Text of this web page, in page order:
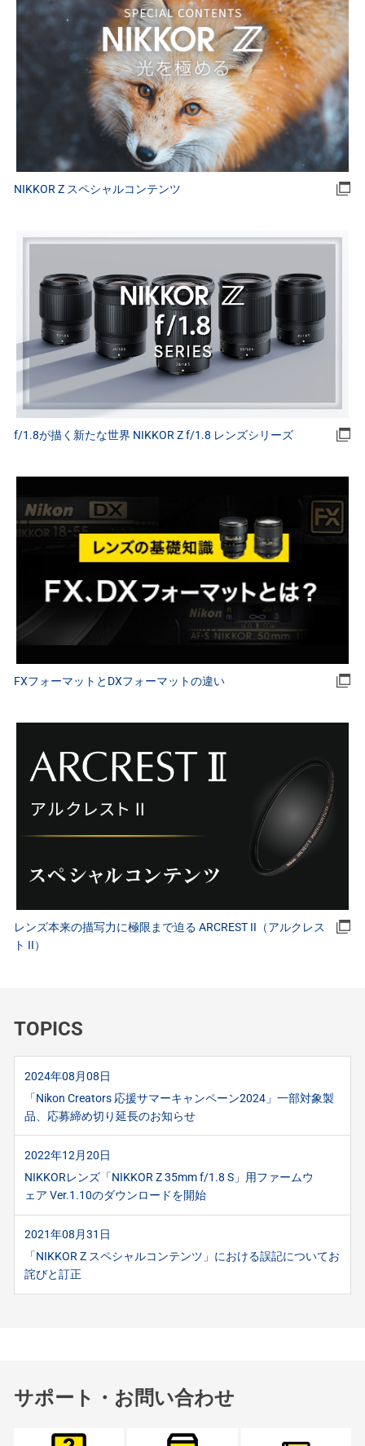
NIKKOR Z スペシャルコンテンツ
f/1.8が描く新たな世界 NIKKOR Z f/1.8 レンズシリーズ
FXフォーマットとDXフォーマットの違い
レンズ本来の描写力に極限まで迫る ARCREST II（アルクレス
ト II）
TOPICS
2024年08月08日
「Nikon Creators 応援サマーキャンペーン2024」一部対象製
品、応募締め切り延長のお知らせ
2022年12月20日
NIKKORレンズ「NIKKOR Z 35mm f/1.8 S」用ファームウ
ェア Ver.1.10のダウンロードを開始
2021年08月31日
「NIKKOR Z スペシャルコンテンツ」における誤記についてお
詫びと訂正
サポート・お問い合わせ